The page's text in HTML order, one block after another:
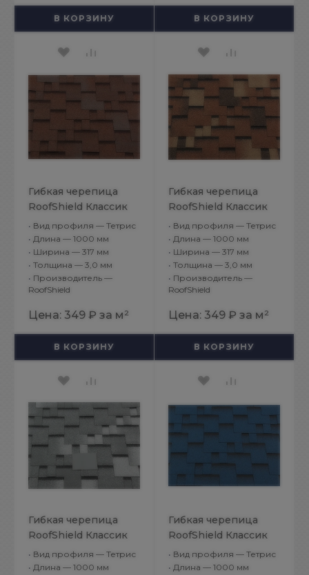
В КОРЗИНУ В КОРЗИНУ
Гибкая черепица
RoofShield Классик
Модерн Песочный
• Вид профиля — Тетрис
• Длина — 1000 мм
• Ширина — 317 мм
• Толщина — 3,0 мм
• Производитель —
RoofShield
Цена: 349 ₽ за м²
В КОРЗИНУ
Гибкая черепица
RoofShield Классик
Модерн Сандаловый
• Вид профиля — Тетрис
• Длина — 1000 мм
• Ширина — 317 мм
• Толщина — 3,0 мм
• Производитель —
RoofShield
Цена: 349 ₽ за м²
В КОРЗИНУ
Гибкая черепица
RoofShield Классик
Модерн Шале
• Вид профиля — Тетрис
• Длина — 1000 мм
Гибкая черепица
RoofShield Классик
Модерн Синий
• Вид профиля — Тетрис
• Длина — 1000 мм